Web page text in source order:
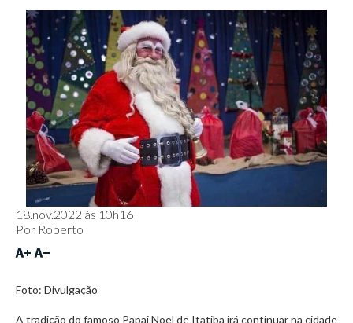
18.nov.2022 às 10h16
Por Roberto
Foto: Divulgação
A tradição do famoso Papai Noel de Itatiba irá continuar na cidade